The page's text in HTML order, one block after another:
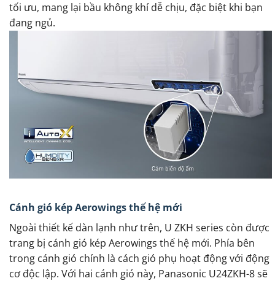
tối ưu, mang lại bầu không khí dễ chịu, đặc biệt khi bạn
đang ngủ.
Cánh gió kép Aerowings thế hệ mới
Ngoài thiết kế dàn lạnh như trên, U ZKH series còn được
trang bị cánh gió kép Aerowings thế hệ mới. Phía bên
trong cánh gió chính là cách gió phụ hoạt động với động
cơ độc lập. Với hai cánh gió này, Panasonic U24ZKH-8 sẽ